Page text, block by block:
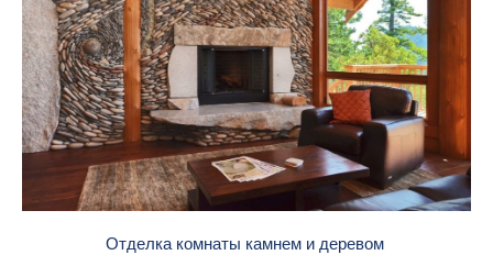
Отделка комнаты камнем и деревом